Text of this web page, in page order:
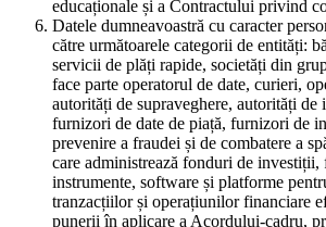
educaționale și a Contractului privind
Datele dumneavoastră cu caracter
către următoarele categorii de entități:
servicii de plăți rapide, societăți din
face parte operatorul de date, curieri,
autorități de supraveghere, autorități
furnizori de date de piață, furnizori de
prevenire a fraudei și de combatere a
care administrează fonduri de
instrumente, software și platforme
tranzacțiilor și operațiunilor financiare
punerii în aplicare a Acordului-cadru,